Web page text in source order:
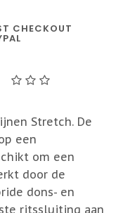
CHECKOUT
Stretch. De
een
om een
door de
dons- en
ritssluiting aan